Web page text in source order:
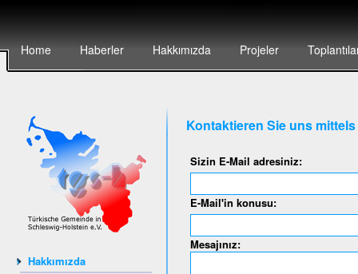
Home Haberler Hakkımızda Projeler
Hakkımızda
Kontaktieren Sie uns
Sizin E-Mail adresiniz:
E-Mail'in konusu:
Mesajınız: